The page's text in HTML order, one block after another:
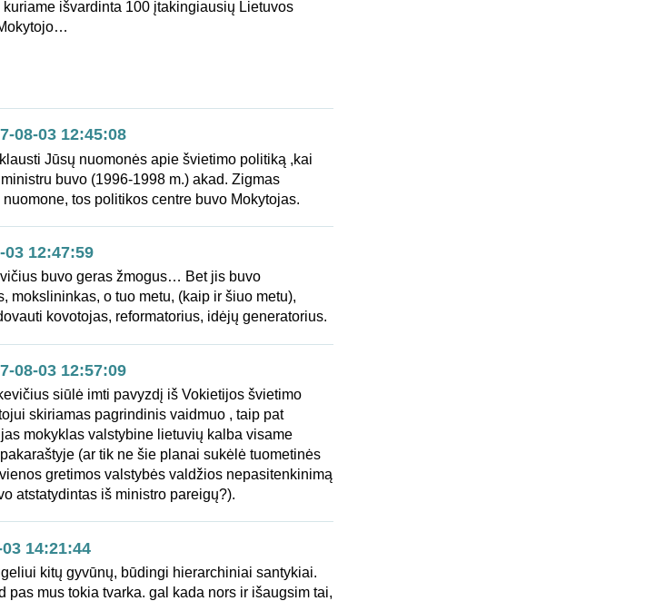
kuriame išvardinta 100 įtakingiausių Lietuvos
08-03 12:45:08
Jūsų nuomonės apie švietimo politiką ,kai
buvo (1996-1998 m.) akad. Zigmas
tos politikos centre buvo Mokytojas.
12:47:59
buvo geras žmogus… Bet jis buvo
mokslininkas, o tuo metu, (kaip ir šiuo metu),
kovotojas, reformatorius, idėjų generatorius.
08-03 12:57:09
siūlė imti pavyzdį iš Vokietijos švietimo
skiriamas pagrindinis vaidmuo , taip pat
mokyklas valstybine lietuvių kalba visame
(ar tik ne šie planai sukėlė tuometinės
gretimos valstybės valdžios nepasitenkinimą
atstatydintas iš ministro pareigų?).
14:21:44
kitų gyvūnų, būdingi hierarchiniai santykiai.
pas mus tokia tvarka. gal kada nors ir išaugsim tai,